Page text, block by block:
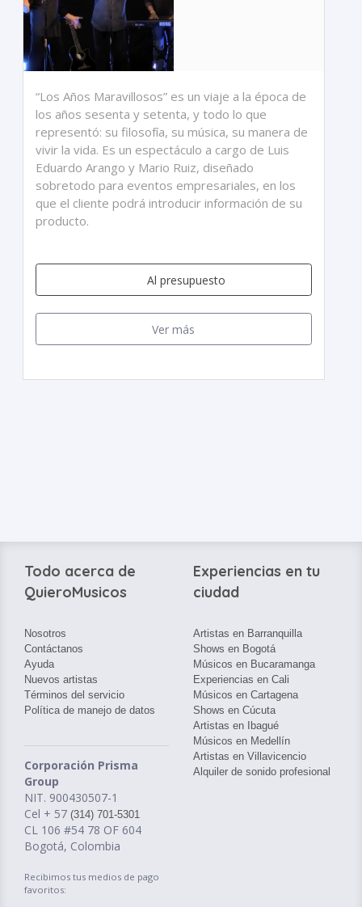
“Los Años Maravillosos” es un viaje a la época de
los años sesenta y setenta, y todo lo que
representó: su filosofía, su música, su manera de
vivir la vida. Es un espectáculo a cargo de Luis
Eduardo Arango y Mario Ruiz, diseñado
sobretodo para eventos empresariales, en los
que el cliente podrá introducir información de su
producto.
Al presupuesto
Ver más
Todo acerca de
QuieroMusicos
Nosotros
Contáctanos
Ayuda
Nuevos artistas
Términos del servicio
Política de manejo de datos
Corporación Prisma
Group
NIT. 900430507-1
Cel + 57 (314) 701-5301
CL 106 #54 78 OF 604
Bogotá, Colombia
Recibimos tus medios de pago
favoritos:
Experiencias en tu
ciudad
Artistas en Barranquilla
Shows en Bogotá
Músicos en Bucaramanga
Experiencias en Cali
Músicos en Cartagena
Shows en Cúcuta
Artistas en Ibagué
Músicos en Medellín
Artistas en Villavicencio
Alquiler de sonido profesional